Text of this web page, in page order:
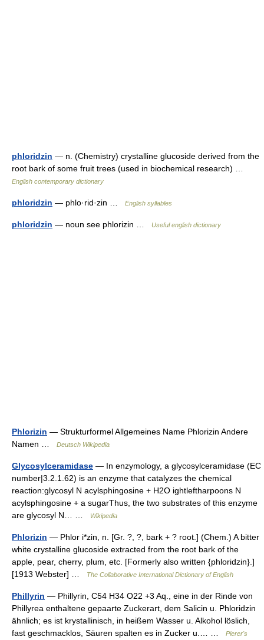
phloridzin — n. (Chemistry) crystalline glucoside derived from the
root bark of some fruit trees (used in biochemical research) …
English contemporary dictionary
phloridzin — phlo·rid·zin … English syllables
phloridzin — noun see phlorizin … Useful english dictionary
Phlorizin — Strukturformel Allgemeines Name Phlorizin Andere
Namen …
Deutsch Wikipedia
Glycosylceramidase — In enzymology, a glycosylceramidase (EC
number|3.2.1.62) is an enzyme that catalyzes the chemical
reaction:glycosyl N acylsphingosine + H2O ightleftharpoons N
acylsphingosine + a sugarThus, the two substrates of this enzyme
are glycosyl N… …
Wikipedia
Phlorizin — Phlor i*zin, n. [Gr. ?, ?, bark + ? root.] (Chem.) A bitter
white crystalline glucoside extracted from the root bark of the
apple, pear, cherry, plum, etc. [Formerly also written {phloridzin}.]
[1913 Webster] …
The Collaborative International Dictionary of English
Phillyrin — Phillyrin, C54 H34 O22 +3 Aq., eine in der Rinde von
Phillyrea enthaltene gepaarte Zuckerart, dem Salicin u. Phloridzin
ähnlich; es ist krystallinisch, in heißem Wasser u. Alkohol löslich,
fast geschmacklos, Säuren spalten es in Zucker u.… …
Pierer's